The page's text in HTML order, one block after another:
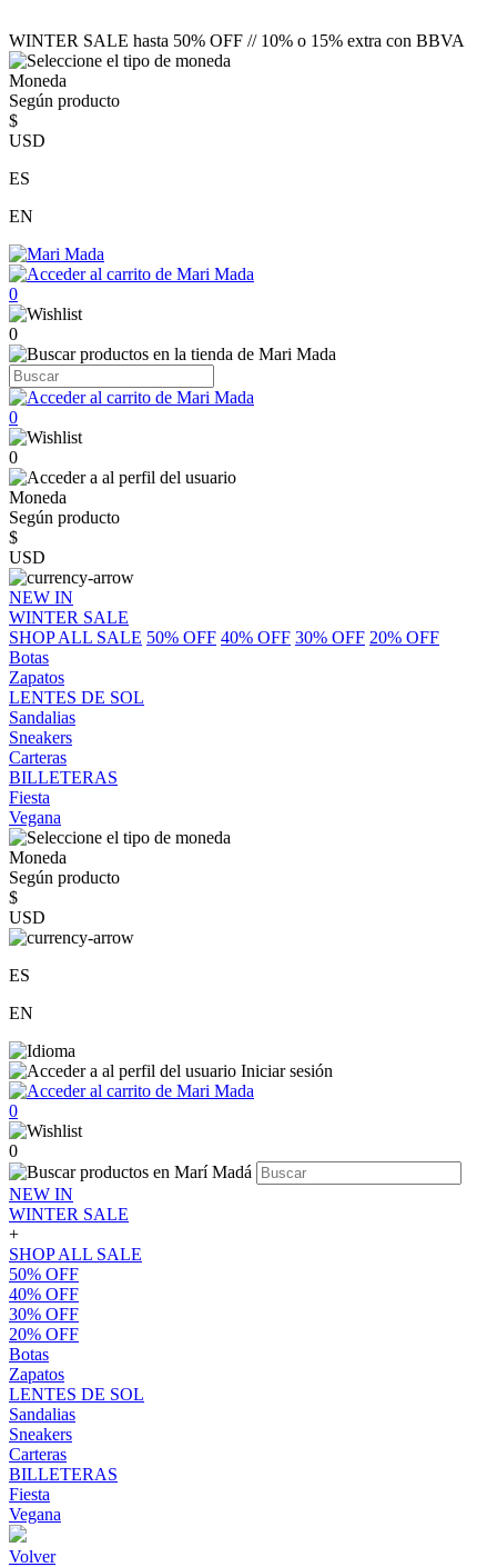
WINTER SALE hasta 50% OFF // 10% o 15% extra con BBVA
Moneda
Según producto
$
USD
ES
EN
0
0
0
0
Moneda
Según producto
$
USD
NEW IN
WINTER SALE
SHOP ALL SALE 50% OFF 40% OFF 30% OFF 20% OFF
Botas
Zapatos
LENTES DE SOL
Sandalias
Sneakers
Carteras
BILLETERAS
Fiesta
Vegana
Moneda
Según producto
$
USD
ES
EN
Iniciar sesión
0
0
NEW IN
WINTER SALE
+
SHOP ALL SALE
50% OFF
40% OFF
30% OFF
20% OFF
Botas
Zapatos
LENTES DE SOL
Sandalias
Sneakers
Carteras
BILLETERAS
Fiesta
Vegana
Volver